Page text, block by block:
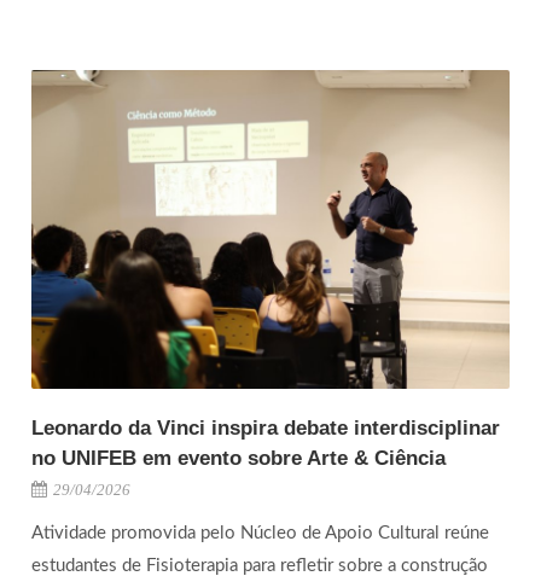
Leonardo da Vinci inspira debate interdisciplinar
no UNIFEB em evento sobre Arte & Ciência
29/04/2026
Atividade promovida pelo Núcleo de Apoio Cultural reúne
estudantes de Fisioterapia para refletir sobre a construção